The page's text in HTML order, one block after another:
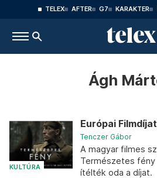
TELEX AFTER G7 KARAKTER
Ágh
KULTÚRA
Európai
Tenczer Gábor
A magyar filmes
Természetes
ítélték oda a díjat.